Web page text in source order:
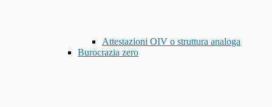
Attestazioni OIV o struttura analoga
Burocrazia zero